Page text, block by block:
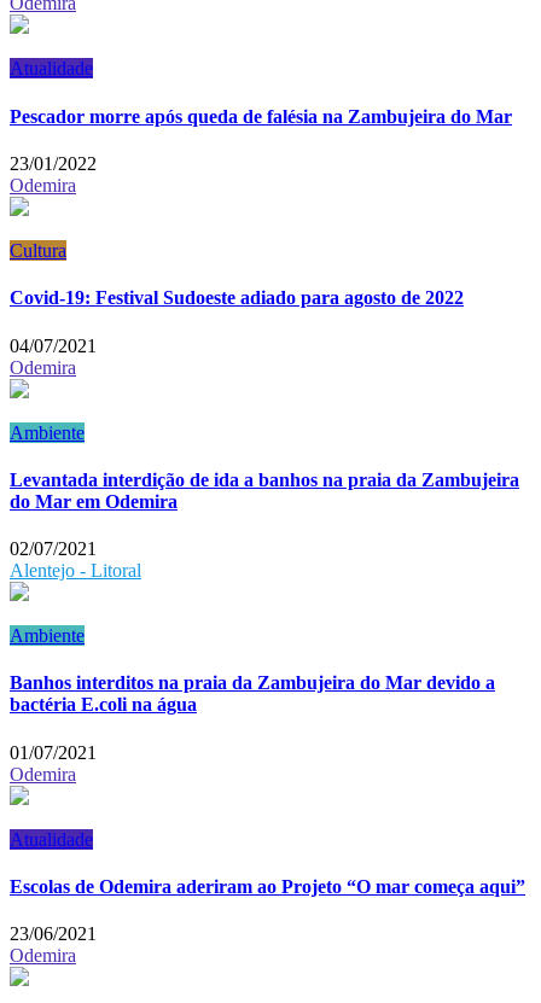
Atualidade
Pescador morre após queda de falésia na Zambujeira do Mar
23/01/2022
Odemira
Cultura
Covid-19: Festival Sudoeste adiado para agosto de 2022
04/07/2021
Odemira
Ambiente
Levantada interdição de ida a banhos na praia da Zambujeira
do Mar em Odemira
02/07/2021
Alentejo - Litoral
Ambiente
Banhos interditos na praia da Zambujeira do Mar devido a
bactéria E.coli na água
01/07/2021
Odemira
Atualidade
Escolas de Odemira aderiram ao Projeto “O mar começa aqui”
23/06/2021
Odemira